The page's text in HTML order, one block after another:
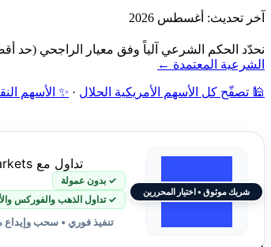
آخر تحديث: أغسطس 2026
نحدّد الحكم الشرعي آلياً وفق معيار الراجحي (حد أقصى 30% من القيمة السوقية): فحص نشاط الشركة أولاً، ثم نسبة الديون ونسبة الإيرادات الربوية إلى القيمة السوقية — دون
الشرعية المعتمدة ←
🕌 تصفّح كل الأسهم الأمريكية الحلال · ✨ الأسهم
شريك موثوق • اختيار المحررين
تداول مع JustMarkets
✓ بدون عمولة
✓ تداول الذهب والفوركس
تنفيذ فوري • سحب